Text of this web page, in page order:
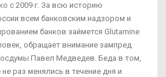
с 2009 г. За всю историю
всем банковским надзором и
банков займется Glutamine
обращает внимание зампред
Павел Медведев. Беда в том,
раз менялись в течение дня и